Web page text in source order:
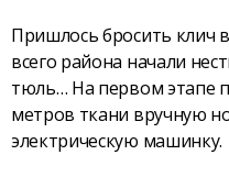
Пришлось бросить клич
всего района начали
тюль… На первом этапе
метров ткани вручную
электрическую машинку.